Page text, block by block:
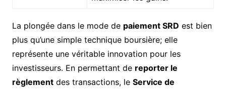
La plongée dans le mode de paiement SRD est bien
plus qu’une simple technique boursière; elle
représente une véritable innovation pour les
investisseurs. En permettant de reporter le
règlementdes transactions, le Service de